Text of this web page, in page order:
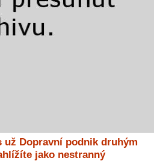
Dopravní podnik druhým
jako nestranný